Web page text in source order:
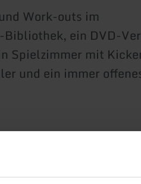
Work-outs im
ein DVD-
Spielzimmer mit
und ein immer